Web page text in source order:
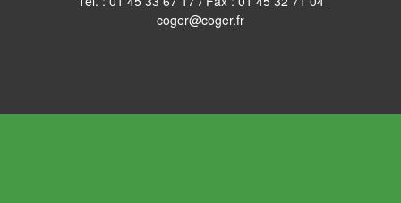
coger@coger.fr